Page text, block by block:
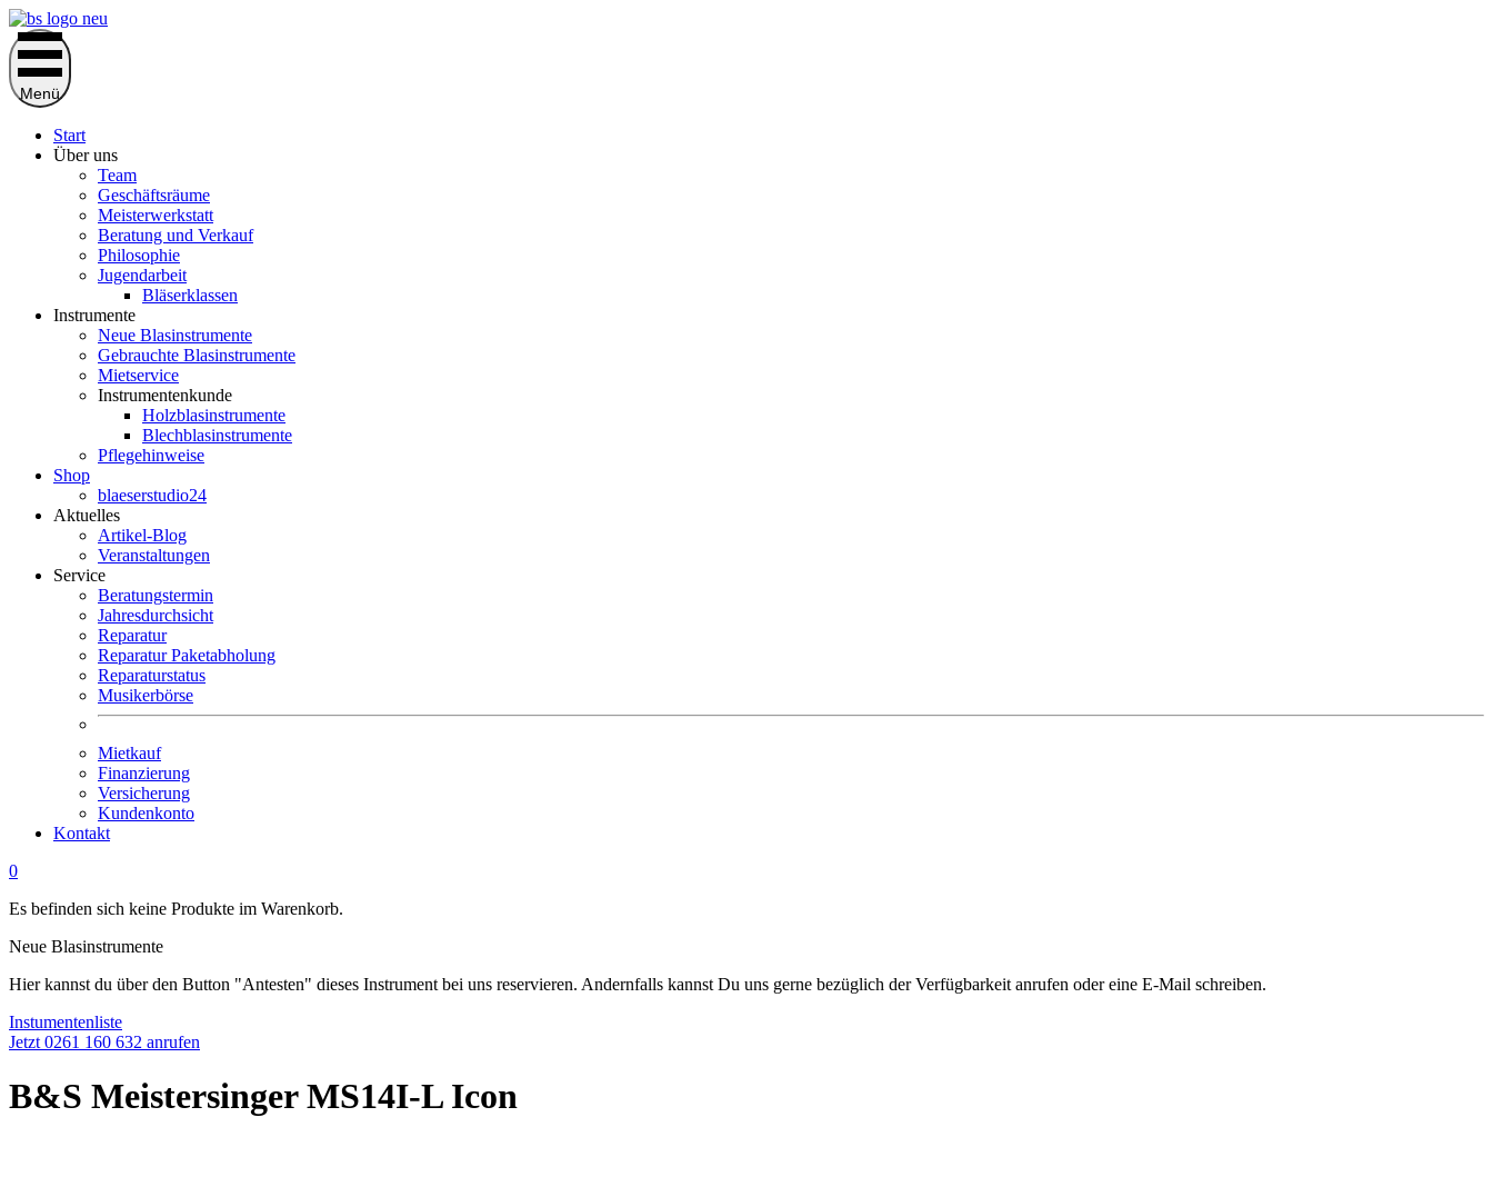
Zum
Inhalt
springen
Menü
Start
Über uns
Team
Geschäftsräume
Meisterwerkstatt
Beratung und Verkauf
Philosophie
Jugendarbeit
Bläserklassen
Instrumente
Neue Blasinstrumente
Gebrauchte Blasinstrumente
Mietservice
Instrumentenkunde
Holzblasinstrumente
Blechblasinstrumente
Pflegehinweise
Shop
blaeserstudio24
Aktuelles
Artikel-Blog
Veranstaltungen
Service
Beratungstermin
Jahresdurchsicht
Reparatur
Reparatur Paketabholung
Reparaturstatus
Musikerbörse
Mietkauf
Finanzierung
Versicherung
Kundenkonto
Kontakt
0
Es befinden sich keine Produkte im Warenkorb.
Neue Blasinstrumente
Hier kannst du über den Button "Antesten" dieses Instrument bei uns reservieren. Andernfalls kannst Du uns gerne bezüglich der Verfügbarkeit anrufen oder eine E-Mail schreiben.
Instumentenliste
Jetzt 0261 160 632 anrufen
B&S Meistersinger MS14I-L Icon